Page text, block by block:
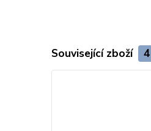
Související zboží 4